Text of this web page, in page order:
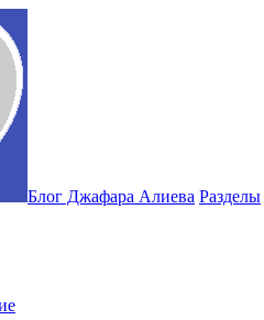
Блог Джафара Алиева Разделы